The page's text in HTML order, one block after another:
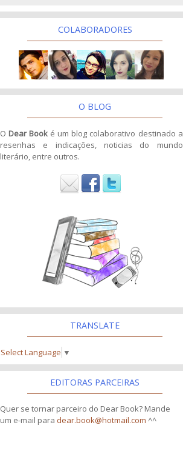
COLABORADORES
O BLOG
O Dear Book é um blog colaborativo destinado a
resenhas e indicações, noticias do mundo
literário, entre outros.
TRANSLATE
Select Language ▼
EDITORAS PARCEIRAS
Quer se tornar parceiro do Dear Book? Mande
um e-mail para dear.book@hotmail.com ^^